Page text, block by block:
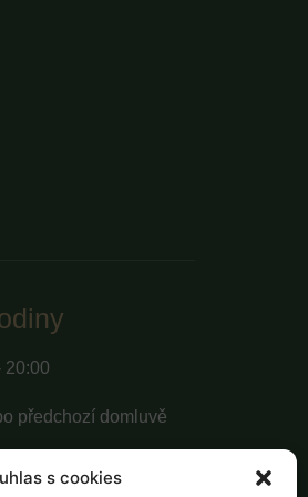
s cookies
20:00
předchozí domluvě